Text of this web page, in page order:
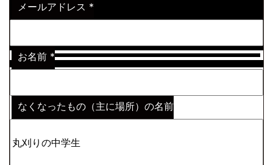
メールアドレス *
お名前 *
なくなったもの（主に場所）の名前